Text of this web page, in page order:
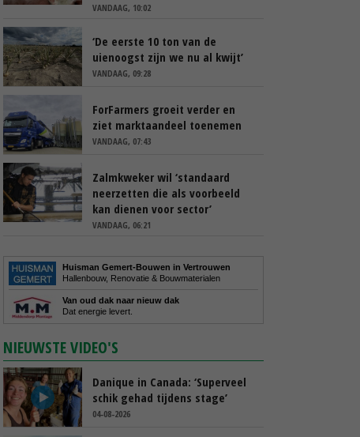
VANDAAG, 10:02
‘De eerste 10 ton van de
uienoogst zijn we nu al kwijt’
VANDAAG, 09:28
ForFarmers groeit verder en
ziet marktaandeel toenemen
VANDAAG, 07:43
Zalmkweker wil ‘standaard
neerzetten die als voorbeeld
kan dienen voor sector’
VANDAAG, 06:21
Huisman Gemert-Bouwen in Vertrouwen
Hallenbouw, Renovatie & Bouwmaterialen
Van oud dak naar nieuw dak
Dat energie levert.
NIEUWSTE VIDEO'S
Danique in Canada: ‘Superveel
schik gehad tijdens stage’
04-08-2026